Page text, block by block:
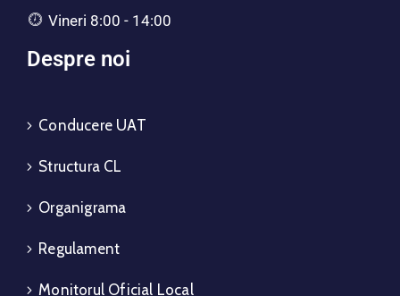
Vineri 8:00 - 14:00
Despre noi
Conducere UAT
Structura CL
Organigrama
Regulament
Monitorul Oficial Local